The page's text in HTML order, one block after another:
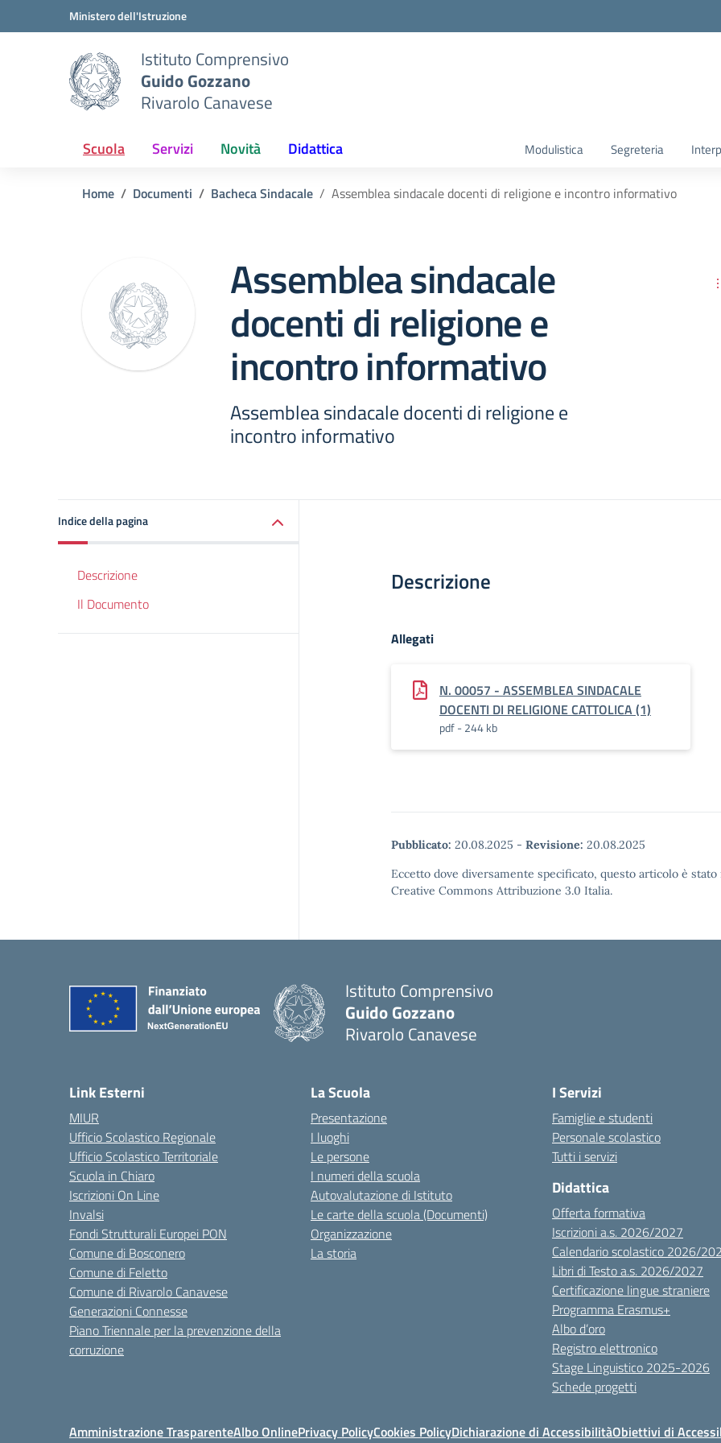
Vai ai contenuti
Vai al menu di navigazione
Ministero dell'Istruzione
Istituto Comprensivo
Guido Gozzano
Rivarolo Canavese
Scuola Servizi Novità Didattica Modulistica Segreteria
Home Documenti Bacheca Sindacale Assemblea sindacale docenti di religione e incontro informativo
Assemblea sindacale
docenti di religione e
incontro informativo
Assemblea sindacale docenti di religione e
incontro informativo
Indice della pagina
Descrizione
Il Documento
Descrizione
Allegati
N. 00057 - ASSEMBLEA SINDACALE
DOCENTI DI RELIGIONE CATTOLICA (1)
pdf - 244 kb
Pubblicato: 20.08.2025 - Revisione: 20.08.2025
Eccetto dove diversamente specificato, questo articolo è
Creative Commons Attribuzione 3.0 Italia.
Istituto Comprensivo
Guido Gozzano
Rivarolo Canavese
Link Esterni
MIUR
Ufficio Scolastico Regionale
Ufficio Scolastico Territoriale
Scuola in Chiaro
Iscrizioni On Line
Invalsi
Fondi Strutturali Europei PON
Comune di Bosconero
Comune di Feletto
Comune di Rivarolo Canavese
Generazioni Connesse
Piano Triennale per la prevenzione della
corruzione
La Scuola
Presentazione
I luoghi
Le persone
I numeri della scuola
Autovalutazione di Istituto
Le carte della scuola (Documenti)
Organizzazione
La storia
I Servizi
Famiglie e studenti
Personale scolastico
Tutti i servizi
Didattica
Offerta formativa
Iscrizioni a.s. 2026/2027
Calendario scolastico 2026/
Libri di Testo a.s. 2026/2027
Certificazione lingue straniere
Programma Erasmus+
Albo d’oro
Registro elettronico
Stage Linguistico 2025-2026
Schede progetti
Amministrazione TrasparenteAlbo OnlinePrivacy PolicyCookies PolicyDichiarazione di AccessibilitàObiettivi di